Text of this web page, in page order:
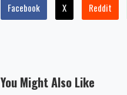
Facebook X Reddit
You Might Also Like